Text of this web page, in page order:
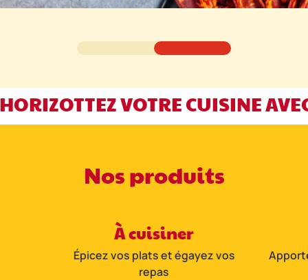
VOTRE CUISINE AVEC
Nos produits
À cuisiner
Épicez vos plats et égayez vos
repas